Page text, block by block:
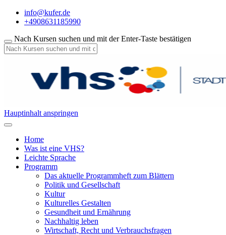
info@kufer.de
+4908631185990
Nach Kursen suchen und mit der Enter-Taste bestätigen
Hauptinhalt anspringen
Home
Was ist eine VHS?
Leichte Sprache
Programm
Das aktuelle Programmheft zum Blättern
Politik und Gesellschaft
Kultur
Kulturelles Gestalten
Gesundheit und Ernährung
Nachhaltig leben
Wirtschaft, Recht und Verbrauchsfragen